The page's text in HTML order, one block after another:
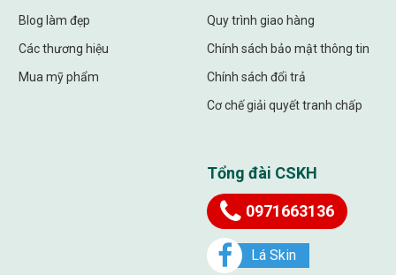
Blog làm đẹp
Các thương hiệu
Mua mỹ phẩm
Quy trình giao hàng
Chính sách bảo mật thông tin
Chính sách đổi trả
Cơ chế giải quyết tranh chấp
Tổng đài CSKH
0971663136
Lá Skin